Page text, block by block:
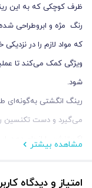
ظرف کوچکی که به این
رنگ مژه و ابروطراحی
که مواد لازم را در
ویژگی کمک می‌کند تا
شود.
رینگ انگشتی به‌گونه‌ای
می‌گیرد و دست تکنسین را
اکستنشن را انجام دهد.
ظرف دارای یک فیلتر
مشاهده بیشتر
امتیاز و دیدگاه